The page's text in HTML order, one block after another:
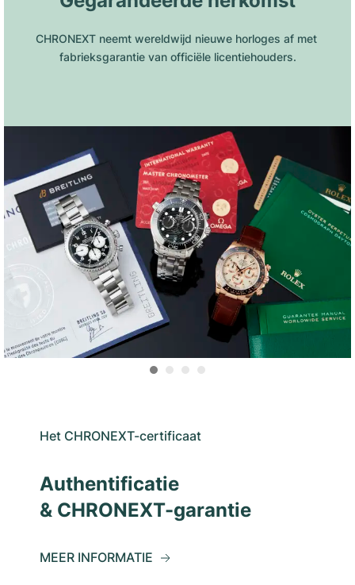
CHRONEXT neemt wereldwijd nieuwe horloges af met
fabrieksgarantie van officiële licentiehouders.
Het CHRONEXT-certificaat
Authentificatie
& CHRONEXT-garantie
MEER INFORMATIE